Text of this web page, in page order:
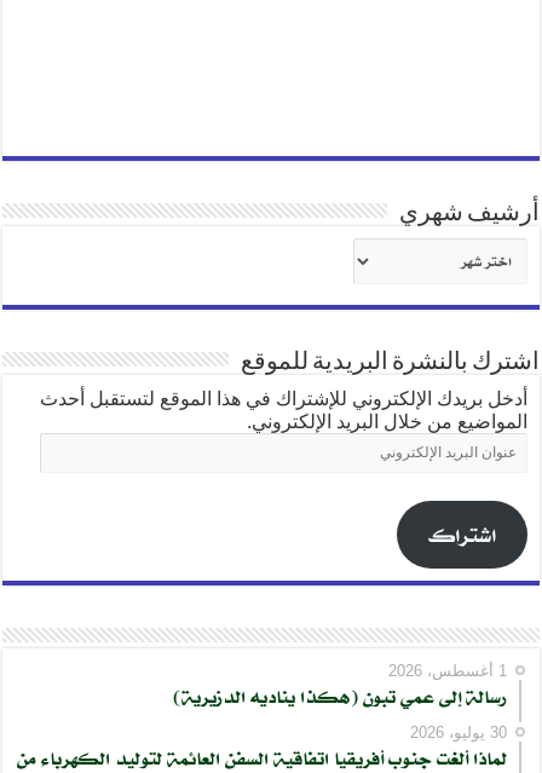
أرشيف شهري
شهري
اشترك بالنشرة البريدية للموقع
أدخل بريدك الإلكتروني للإشتراك في هذا الموقع لتستقبل أحدث
المواضيع من خلال البريد الإلكتروني.
عنوان
البريد
اشتراك
1 أغسطس، 2026
رسالة إلى عمي تبون (هكذا يناديه الدزيرية)
30 يوليو، 2026
لماذا ألغت جنوب أفريقيا اتفاقية السفن العائمة لتوليد الكهرباء من